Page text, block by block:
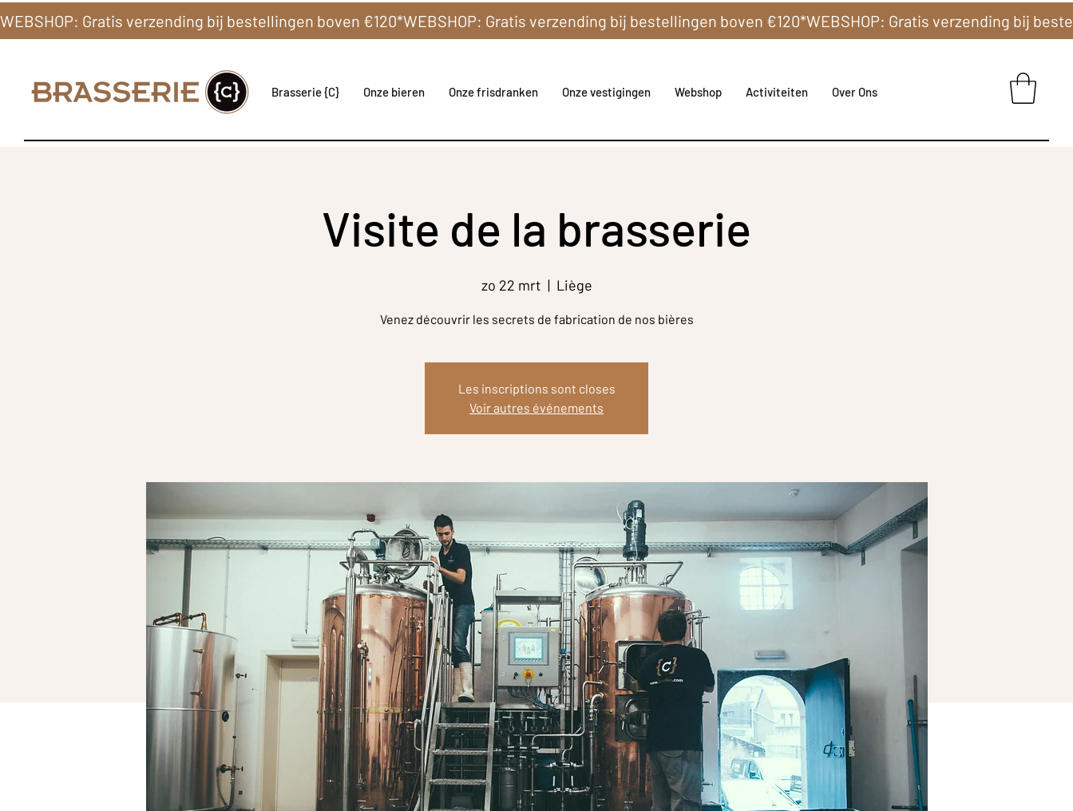
Brasserie {C} Onze bieren Onze frisdranken Onze vestigingen Webshop Activiteiten Over Ons
Visite de la brasserie
zo 22 mrt
  |
Liège
Venez découvrir les secrets de fabrication de nos bières
Les inscriptions sont closes
Voir autres événements